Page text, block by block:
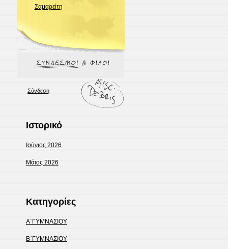
Σαμαρείτη
Σύνδεση
Ιστορικό
Ιούνιος 2026
Μάιος 2026
Kατηγορίες
Α΄ΓΥΜΝΑΣΙΟΥ
Β΄ΓΥΜΝΑΣΙΟΥ